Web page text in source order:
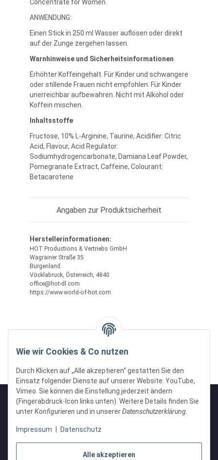
Alle akzeptieren
Wie wir Cookies & Co nutzen
Durch Klicken auf „Alle akzeptieren“ gestatten Sie den
Einsatz folgender Dienste auf unserer Website: YouTube,
Vimeo. Sie können die Einstellung jederzeit ändern
(Fingerabdruck-Icon links unten). Weitere Details finden Sie
unterKonfigurieren und in unsererDatenschutzerklärung.
Impressum Datenschutz
Concentrate for Women.
ANWENDUNG:
Einen Stick in 250 ml Wasser auflösen oder direkt
auf der Zunge zergehen lassen.
Warnhinweise und Sicherheitsinformationen
Erhöhter Koffeingehalt. Für Kinder und schwangere
oder stillende Frauen nicht empfohlen. Für Kinder
unerreichbar aufbewahren. Nicht mit Alkohol oder
Koffein mischen.
Inhaltsstoffe
Fructose, 10% L-Arginine, Taurine, Acidifier: Citric
Acid, Flavour, Acid Regulator:
Sodiumhydrogencarbonate, Damiana Leaf Powder,
Pomegranate Extract, Caffeine, Colourant:
Betacarotene
Angaben zur Produktsicherheit
Herstellerinformationen:
HOT Productions & Vertriebs GmbH
Wagrainer Straße 35
Burgenland
Vöcklabruck, Österreich, 4840
office@hot-dl.com
https://www.world-of-hot.com